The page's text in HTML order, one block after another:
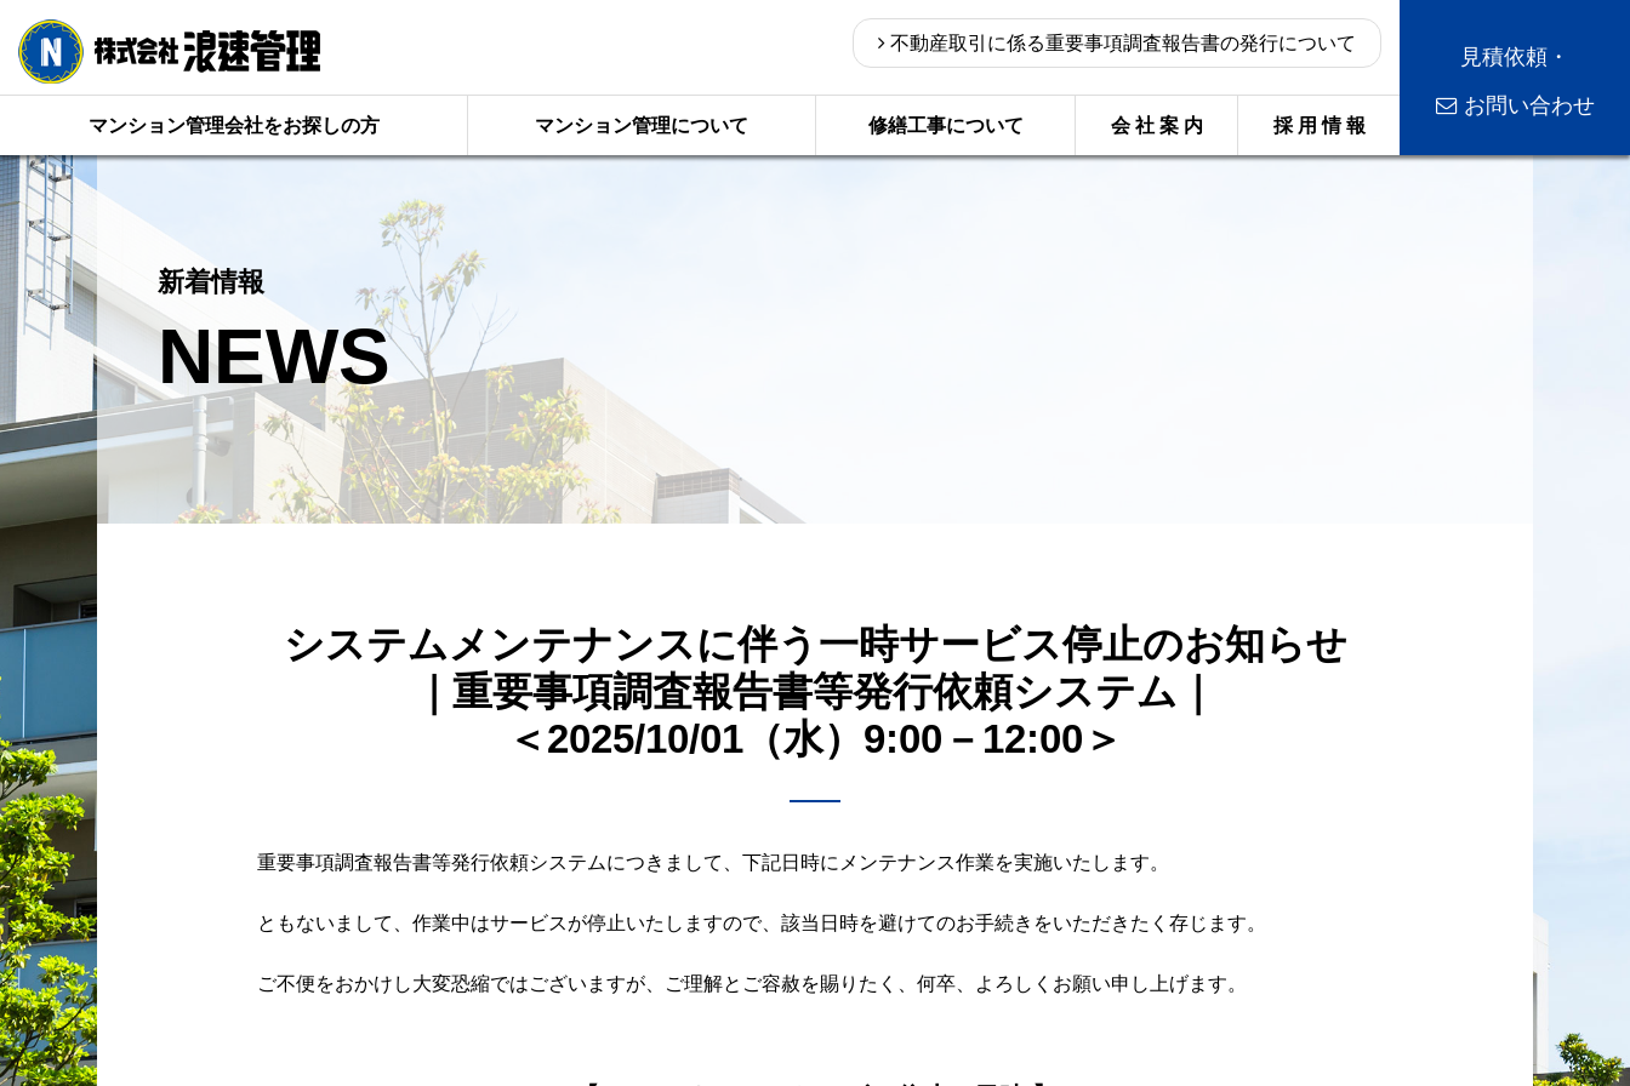
不動産取引に係る重要事項調査報告書の発行について
マンション管理会社をお探しの方 マンション管理について 修繕工事について 会 社 案 内 採 用 情 報
見積依頼・
お問い合わせ
新着情報
NEWS
システムメンテナンスに伴う一時サービス停止のお知らせ
｜重要事項調査報告書等発行依頼システム｜
＜2025/10/01（水）9:00－12:00＞
重要事項調査報告書等発行依頼システムにつきまして、下記日時にメンテナンス作業を実施いたします。
ともないまして、作業中はサービスが停止いたしますので、該当日時を避けてのお手続きをいただきたく存じます。
ご不便をおかけし大変恐縮ではございますが、ご理解とご容赦を賜りたく、何卒、よろしくお願い申し上げます。